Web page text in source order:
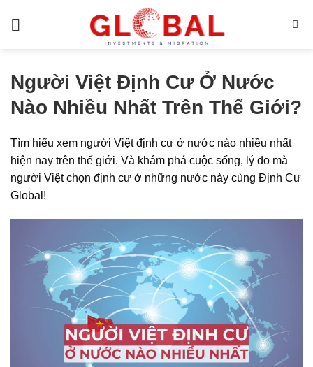
Người Việt Định Cư Ở Nước
Nào Nhiều Nhất Trên Thế Giới?
Tìm hiểu xem người Việt định cư ở nước nào nhiều nhất
hiện nay trên thế giới. Và khám phá cuộc sống, lý do mà
người Việt chọn định cư ở những nước này cùng Định Cư
Global !